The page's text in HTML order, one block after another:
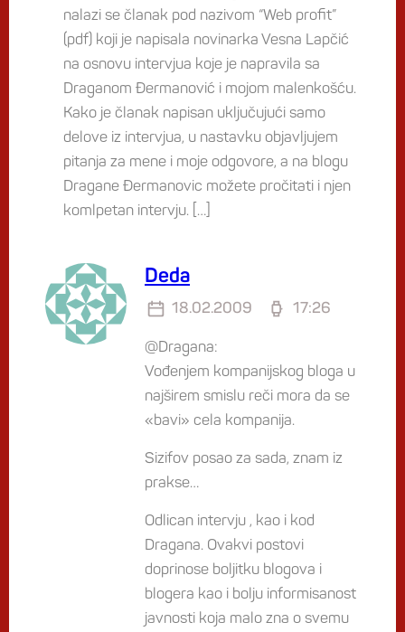
nalazi se članak pod nazivom “Web profit”
(pdf) koji je napisala novinarka Vesna Lapčić
na osnovu intervjua koje je napravila sa
Draganom Đermanović i mojom malenkošću.
Kako je članak napisan uključujući samo
delove iz intervjua, u nastavku objavljujem
pitanja za mene i moje odgovore, a na blogu
Dragane Đermanovic možete pročitati i njen
komlpetan intervju. […]
Deda
18.02.2009 17:26
@Dragana:
Vođenjem kompanijskog bloga u
najširem smislu reči mora da se
«bavi» cela kompanija.
Sizifov posao za sada, znam iz
prakse…
Odlican intervju , kao i kod
Dragana. Ovakvi postovi
doprinose boljitku blogova i
blogera kao i bolju informisanost
javnosti koja malo zna o svemu